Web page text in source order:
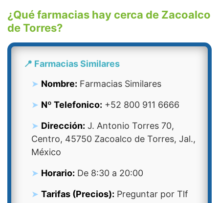
¿Qué farmacias hay cerca de Zacoalco
de Torres?
📍 Farmacias Similares
Nombre: Farmacias Similares
Nº Telefonico: +52 800 911 6666
Dirección: J. Antonio Torres 70,
Centro, 45750 Zacoalco de Torres, Jal.,
México
Horario: De 8:30 a 20:00
Tarifas (Precios): Preguntar por Tlf